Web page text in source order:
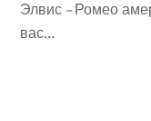
Элвис – Ромео
вас…